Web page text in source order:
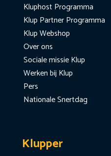
Kluphost Programma
Klup Partner Programma
Klup Webshop
Over ons
Sociale missie Klup
Werken bij Klup
Pers
Nationale Snertdag
Klupper